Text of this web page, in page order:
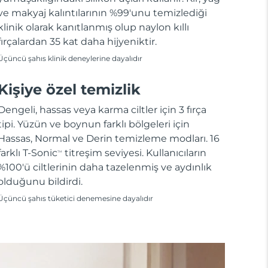
makyaj kalıntılarının %99'unu temizlediği
olarak kanıtlanmış olup naylon kıllı
35 kat daha hijyeniktir.
şahıs klinik deneylerine dayalıdır
özel temizlik
hassas veya karma ciltler için 3 fırça
Yüzün ve boynun farklı bölgeleri için
Normal ve Derin temizleme modları. 16
T-SonicTM
titreşim seviyesi. Kullanıcıların
ciltlerinin daha tazelenmiş ve aydınlık
bildirdi.
şahıs tüketici denemesine dayalıdır